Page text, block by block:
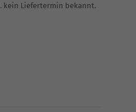
. kein Liefertermin bekannt.